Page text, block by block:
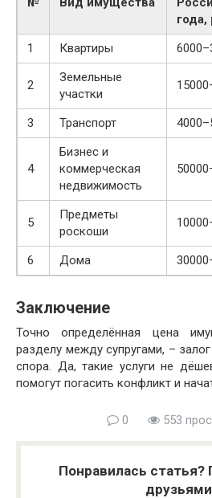
года,
1
Квартиры
2
Земельные
участки
3 Транспорт
4
Бизнес и
коммерческая
недвижимость
5
Предметы
роскоши
6 Дома
Заключение
Точно определённая цена
разделу между супругами, –
спора. Да, такие услуги не
помогут погасить конфликт и
0 553
Понравилась статья?